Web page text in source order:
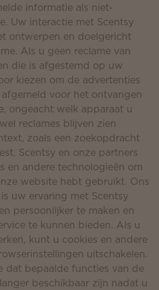
informatie als niet-
Uw interactie met Scentsy
ontwerpen en doelgericht
Als u geen reclame van
die is afgestemd op uw
kiezen om de advertenties
voor het ontvangen
ongeacht welk apparaat u
reclames blijven zien
zoals een zoekopdracht
Scentsy en onze partners
en andere technologieën om
website hebt gebruikt. Ons
uw ervaring met Scentsy
persoonlijker te maken en
te kunnen bieden. Als u
kunt u cookies en andere
uitschakelen.
dat bepaalde functies van de
beschikbaar zijn nadat u